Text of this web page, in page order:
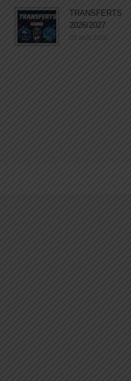
TRANSFERTS
2026/2027
03 août 2026